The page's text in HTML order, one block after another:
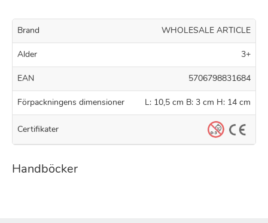
Brand WHOLESALE ARTICLE
Alder 3+
EAN 5706798831684
Förpackningens dimensioner L: 10,5 cm B: 3 cm H: 14 cm
Certifikater
Handböcker